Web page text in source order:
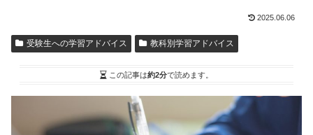
2025.06.06
受験生への学習アドバイス 教科別学習アドバイス
この記事は約2分で読めます。